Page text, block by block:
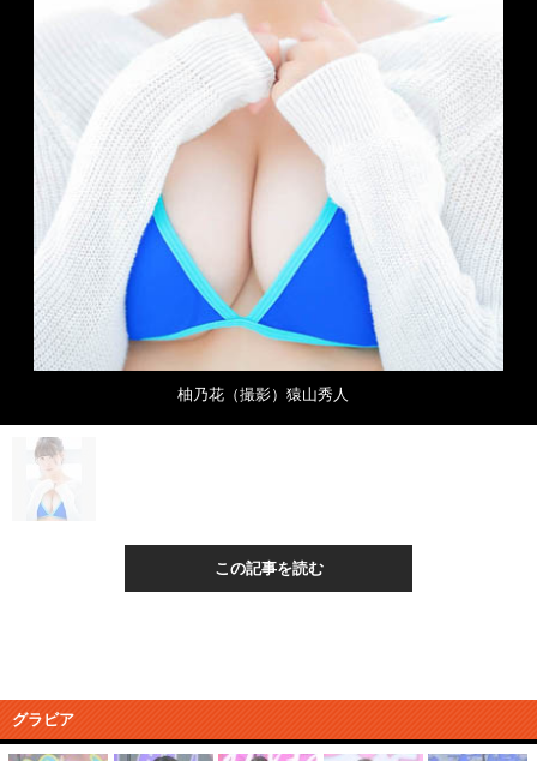
柚乃花（撮影）猿山秀人
この記事を読む
グラビア